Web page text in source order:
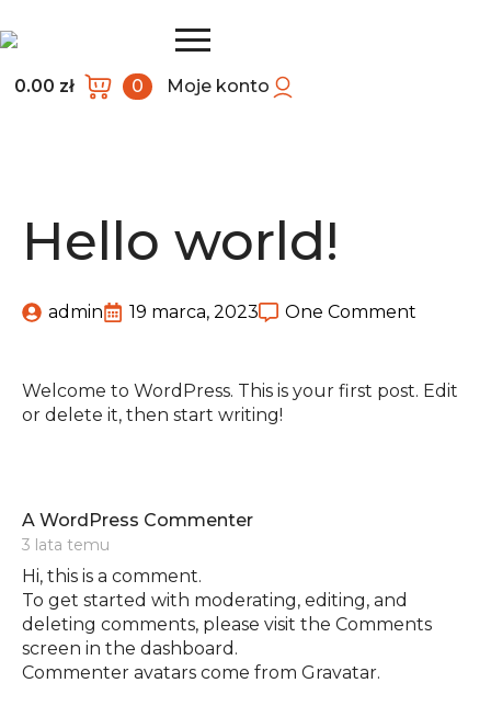
Moje konto
0.00 zł 0
Hello world!
admin 19 marca, 2023 One Comment
Welcome to WordPress. This is your first post. Edit
or delete it, then start writing!
A WordPress Commentersays:
3 lata temu
Hi, this is a comment.
To get started with moderating, editing, and
deleting comments, please visit the Comments
screen in the dashboard.
Commenter avatars come from Gravatar.